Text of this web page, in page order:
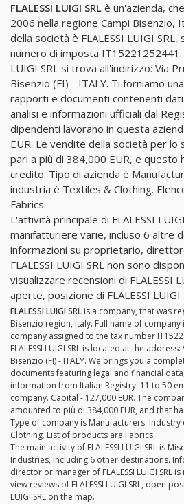
FLALESSI LUIGI SRL è un'azienda,
2006 nella regione Campi Bisenzio,
della società è FLALESSI LUIGI
numero di imposta IT15221252441.
LUIGI SRL si trova all'indirizzo: Via
Bisenzio (FI) - ITALY. Ti forniamo
rapporti e documenti contenenti
analisi e informazioni ufficiali dal
dipendenti lavorano in questa
EUR. Le vendite della società per
pari a più di 384,000 EUR, e questo
credito. Tipo di azienda è
industria è Textiles & Clothing.
Fabrics.
L'attività principale di FLALESSI
manifatturiere varie, incluso 6 altre
informazioni su proprietario,
FLALESSI LUIGI SRL non sono
visualizzare recensioni di FLALESSI
aperte, posizione di FLALESSI LUIGI
FLALESSI LUIGI SRL is a company, that was
Bisenzio region, Italy. Full name of company is
company assigned to the tax number
FLALESSI LUIGI SRL is located at the
Bisenzio (FI) - ITALY. We brings you a
documents featuring legal and financial
information from Italian Registry. 11 to 50
company. Capital - 127,000 EUR. The
amounted to più di 384,000 EUR, and that
Type of company is Manufacturers. Industry
Clothing. List of products are Fabrics.
The main activity of FLALESSI LUIGI SRL is
Industries, including 6 other destinations.
director or manager of FLALESSI LUIGI SRL
view reviews of FLALESSI LUIGI SRL, open
LUIGI SRL on the map.